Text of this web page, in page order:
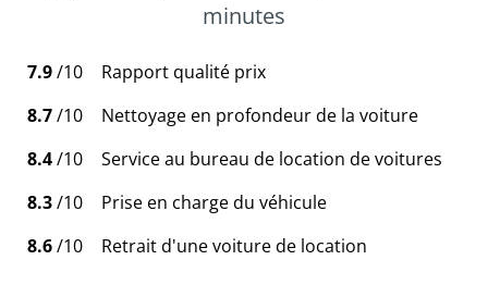
minutes
7.9/10
Rapport qualité prix
8.7/10
Nettoyage en profondeur de la voiture
8.4/10
Service au bureau de location de voitures
8.3/10
Prise en charge du véhicule
8.6/10 Retrait d'une voiture de location